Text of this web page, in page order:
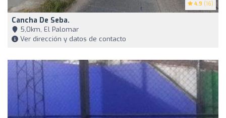
4.9 (16)
Cancha De Seba.
5,0km, El Palomar
Ver dirección y datos de contacto